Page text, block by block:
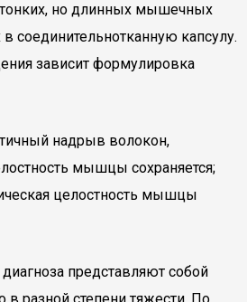
тонких, но длинных мышечных
соединительнотканную капсулу.
зависит формулировка
надрыв волокон,
мышцы сохраняется;
целостность мышцы
представляют собой